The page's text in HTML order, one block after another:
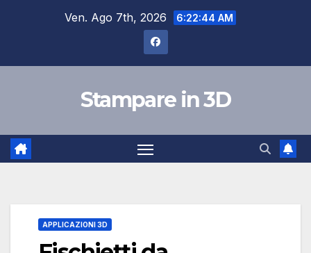
Ven. Ago 7th, 2026 6:22:46 AM
Stampare in 3D
APPLICAZIONI 3D